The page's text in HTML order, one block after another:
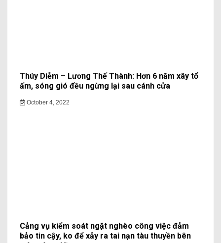
Thúy Diễm – Lương Thế Thành: Hơn 6 năm xây tổ
ấm, sóng gió đều ngừng lại sau cánh cửa
October 4, 2022
Cảng vụ kiểm soát ngặt nghèo công việc đảm
bảo tin cậy, ko để xảy ra tai nạn tàu thuyền bên